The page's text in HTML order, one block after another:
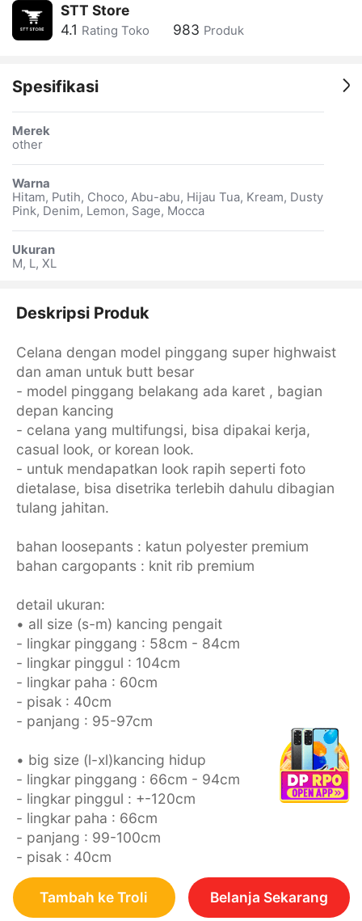
STT Store
4.1 Rating Toko 983 Produk
Spesifikasi
Merek
other
Warna
Hitam, Putih, Choco, Abu-abu, Hijau Tua, Kream, Dusty
Pink, Denim, Lemon, Sage, Mocca
Ukuran
M, L, XL
Deskripsi Produk
Celana dengan model pinggang super highwaist
dan aman untuk butt besar
- model pinggang belakang ada karet , bagian
depan kancing
- celana yang multifungsi, bisa dipakai kerja,
casual look, or korean look.
- untuk mendapatkan look rapih seperti foto
dietalase, bisa disetrika terlebih dahulu dibagian
tulang jahitan.
bahan loosepants : katun polyester premium
bahan cargopants : knit rib premium
detail ukuran:
• all size (s-m) kancing pengait
- lingkar pinggang : 58cm - 84cm
- lingkar pinggul : 104cm
- lingkar paha : 60cm
- pisak : 40cm
- panjang : 95-97cm
• big size (l-xl)kancing hidup
- lingkar pinggang : 66cm - 94cm
- lingkar pinggul : +-120cm
- lingkar paha : 66cm
- panjang : 99-100cm
- pisak : 40cm
Tambah ke Troli Belanja Sekarang